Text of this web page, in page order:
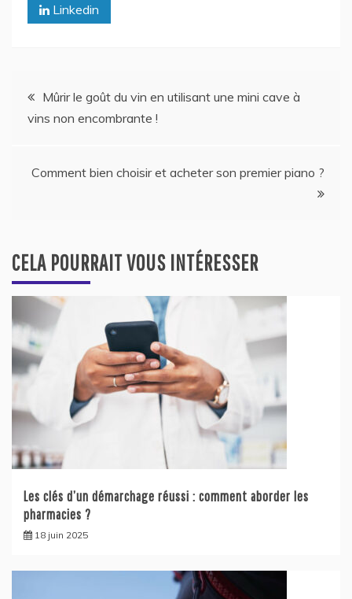
Linkedin
Navigation
l’article
Mûrir le goût du vin en utilisant une mini cave à
vins non encombrante !
Comment bien choisir et acheter son premier piano ?
CELA POURRAIT VOUS INTÉRESSER
Les clés d’un démarchage réussi : comment aborder les
pharmacies ?
18 juin 2025